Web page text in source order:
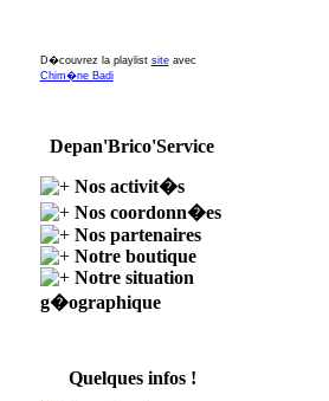
D�couvrez la playlist siteavec
Chim�ne Badi
Depan'Brico'Service
Nos activit�s
Nos coordonn�es
Nos partenaires
Notre boutique
Notre situation
g�ographique
Quelques infos !